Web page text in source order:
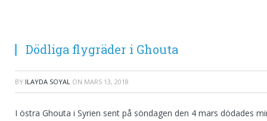
Dödliga flygräder i Ghouta
BY ILAYDA SOYAL ON MARS 13, 2018
I östra Ghouta i Syrien sent på söndagen den 4 mars dödades